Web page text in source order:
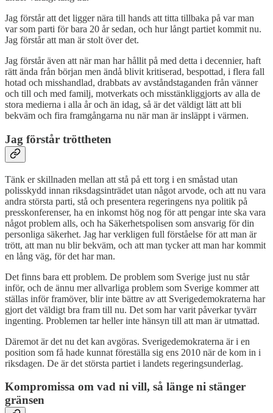
Jag förstår att det ligger nära till hands att titta tillbaka på var man
var som parti för bara 20 år sedan, och hur långt partiet kommit nu.
Jag förstår att man är stolt över det.
Jag förstår även att när man har hållit på med detta i decennier, haft
rätt ända från början men ändå blivit kritiserad, bespottad, i flera fall
hotad och misshandlad, drabbats av avståndstaganden från vänner
och till och med familj, motverkats och misstänkliggjorts av alla de
stora medierna i alla år och än idag, så är det väldigt lätt att bli
bekväm och fira framgångarna nu när man är insläppt i värmen.
Jag förstår tröttheten
Tänk er skillnaden mellan att stå på ett torg i en småstad utan
polisskydd innan riksdagsinträdet utan något arvode, och att nu vara
andra största parti, stå och presentera regeringens nya politik på
presskonferenser, ha en inkomst hög nog för att pengar inte ska vara
något problem alls, och ha Säkerhetspolisen som ansvarig för din
personliga säkerhet. Jag har verkligen full förståelse för att man är
trött, att man nu blir bekväm, och att man tycker att man har kommit
en lång väg, för det har man.
Det finns bara ett problem. De problem som Sverige just nu står
inför, och de ännu mer allvarliga problem som Sverige kommer att
ställas inför framöver, blir inte bättre av att Sverigedemokraterna har
gjort det väldigt bra fram till nu. Det som har varit påverkar tyvärr
ingenting. Problemen tar heller inte hänsyn till att man är utmattad.
Däremot är det nu det kan avgöras. Sverigedemokraterna är i en
position som få hade kunnat föreställa sig ens 2010 när de kom in i
riksdagen. De är det största partiet i landets regeringsunderlag.
Kompromissa om vad ni vill, så länge ni stänger
gränsen